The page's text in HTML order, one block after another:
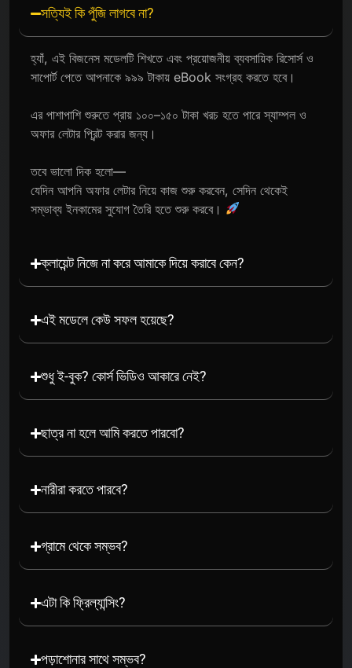
সত্যিই কি পুঁজি লাগবে না?
হ্যাঁ, এই বিজনেস মডেলটি শিখতে এবং প্রয়োজনীয় ব্যবসায়িক রিসোর্স ও
সাপোর্ট পেতে আপনাকে ৯৯৯ টাকায় eBook সংগ্রহ করতে হবে।
এর পাশাপাশি শুরুতে প্রায় ১০০–১৫০ টাকা খরচ হতে পারে স্যাম্পল ও
অফার লেটার প্রিন্ট করার জন্য।
তবে ভালো দিক হলো—
যেদিন আপনি অফার লেটার নিয়ে কাজ শুরু করবেন, সেদিন থেকেই
সম্ভাব্য ইনকামের সুযোগ তৈরি হতে শুরু করবে।
ক্লায়েন্ট নিজে না করে আমাকে দিয়ে করাবে কেন?
এই মডেলে কেউ সফল হয়েছে?
শুধু ই-বুক? কোর্স ভিডিও আকারে নেই?
ছাত্র না হলে আমি করতে পারবো?
নারীরা করতে পারবে?
গ্রামে থেকে সম্ভব?
এটা কি ফ্রিল্যান্সিং?
পড়াশোনার সাথে সম্ভব?